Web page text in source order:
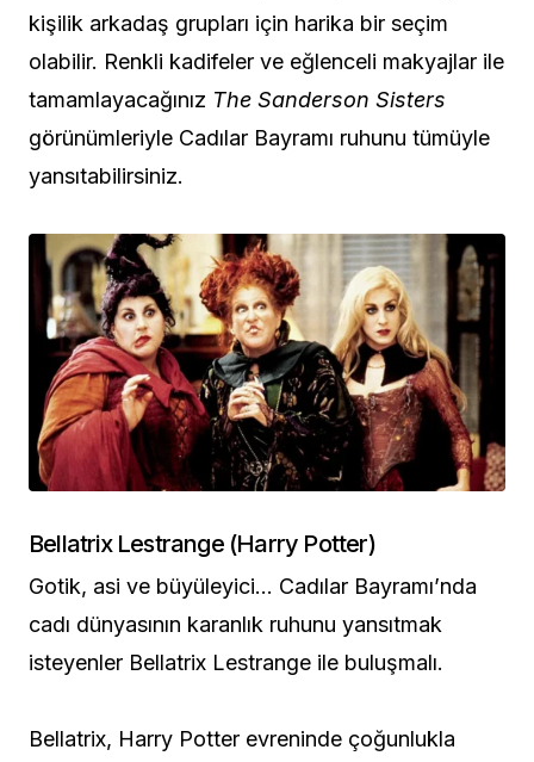
kişilik arkadaş grupları için harika bir seçim
olabilir. Renkli kadifeler ve eğlenceli makyajlar ile
tamamlayacağınız The Sanderson Sisters
görünümleriyle Cadılar Bayramı ruhunu tümüyle
yansıtabilirsiniz.
Bellatrix Lestrange (Harry Potter)
Gotik, asi ve büyüleyici… Cadılar Bayramı’nda
cadı dünyasının karanlık ruhunu yansıtmak
isteyenler Bellatrix Lestrange ile buluşmalı.
Bellatrix, Harry Potter evreninde çoğunlukla